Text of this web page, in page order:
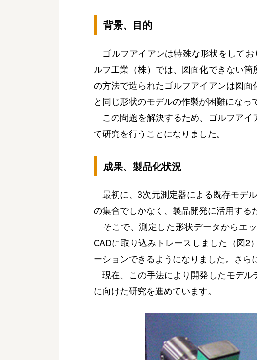
背景、目的
ゴルフアイアンは特殊な形状をして
ルフ工業（株）では、図面化できない
の方法で造られたゴルフアイアンは図
と同じ形状のモデルの作製が困難になっ
この問題を解決するため、ゴルフアイ
て研究を行うことになりました。
成果、製品化状況
最初に、3次元測定器による既存モデ
の集合でしかなく、製品開発に活用する
そこで、測定した形状データからエ
CADに取り込みトレースしました（図2
ーションできるようになりました。さら
現在、この手法により開発したモデル
に向けた研究を進めています。